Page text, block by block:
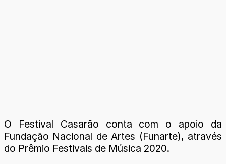
O Festival Casarão conta com o apoio da
Fundação Nacional de Artes (Funarte), através
do Prêmio Festivais de Música 2020.